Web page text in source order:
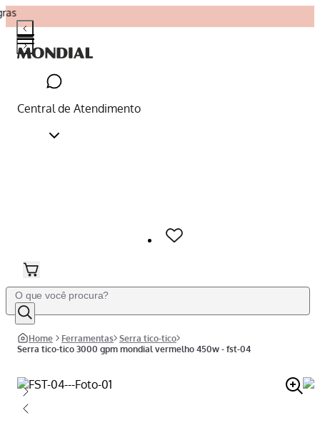
Central de Atendimento
ferramentas
serra tico-tico
serra tico-tico 3000 gpm mondial vermelho 450w - fst-04